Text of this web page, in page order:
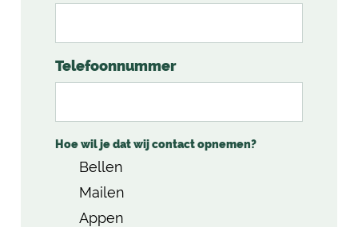
Telefoonnummer
Hoe wil je dat wij contact opnemen?
Bellen
Mailen
Appen